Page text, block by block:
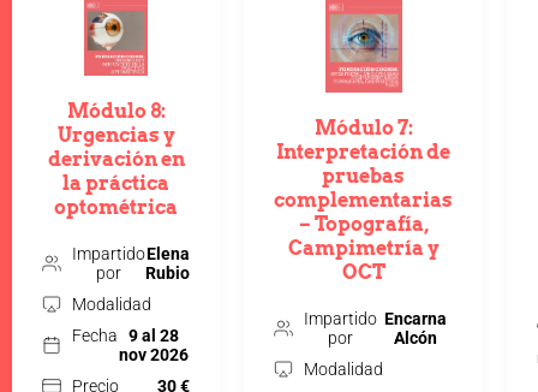
Módulo 8:
Urgencias y
derivación en
la práctica
optométrica
Impartido
por
Elena
Rubio
Modalidad
Fecha
9 al 28
nov 2026
Precio
30 €
Módulo 7:
Interpretación de
pruebas
complementarias
– Topografía,
Campimetría y
OCT
Impartido
por
Encarna
Alcón
Modalidad